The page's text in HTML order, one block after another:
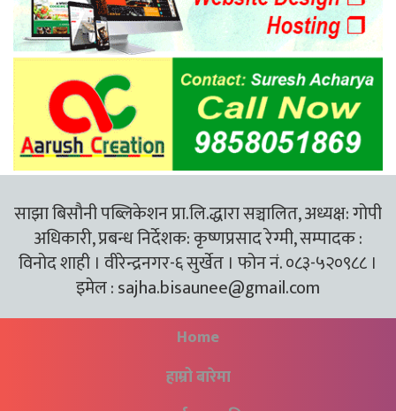
साझा बिसौनी पब्लिकेशन प्रा.लि.द्धारा सञ्चालित, अध्यक्ष: गोपी
अधिकारी, प्रबन्ध निर्देशक: कृष्णप्रसाद रेग्मी, सम्पादक :
विनोद शाही । वीरेन्द्रनगर-६ सुर्खेत । फोन नं. ०८३-५२०९८८ ।
इमेल :sajha.bisaunee@gmail.com
Home
हाम्रो बारेमा